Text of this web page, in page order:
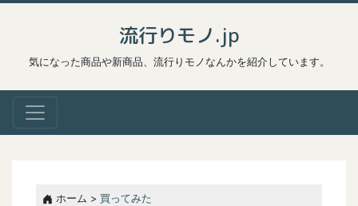
流行りモノ.jp
気になった商品や新商品、流行りモノなんかを紹介しています。
ホーム > 買ってみた